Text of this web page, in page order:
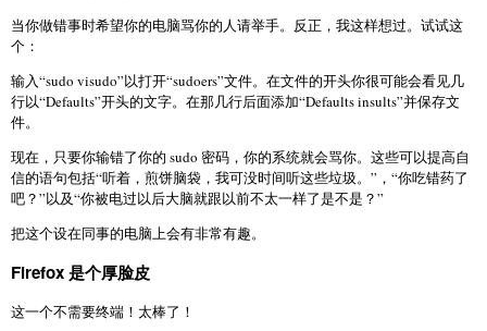
当你做错事时希望你的电脑骂你的人请举手。反正，我这样想过。试试这
个：
输入“sudo visudo”以打开“sudoers”文件。在文件的开头你很可能会看见几
行以“Defaults”开头的文字。在那几行后面添加“Defaults insults”并保存文
件。
现在，只要你输错了你的 sudo 密码，你的系统就会骂你。这些可以提高自
信的语句包括“听着，煎饼脑袋，我可没时间听这些垃圾。”，“你吃错药了
吧？”以及“你被电过以后大脑就跟以前不太一样了是不是？”
把这个设在同事的电脑上会有非常有趣。
Firefox 是个厚脸皮
这一个不需要终端！太棒了！